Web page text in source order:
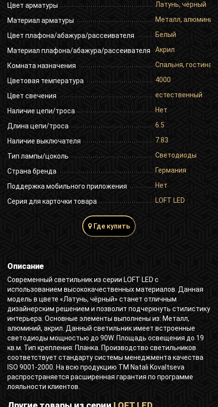
Цвет арматуры Латунь, чёрный
Материал арматуры Металл, алюминий
Цвет плафона/абажура/рассеивателя Белый
Материал плафона/абажура/рассеивателя Акрил
Комната назначения Спальня,
Цветовая температура 4000
Цвет свечения естественный
Наличие цепи/троса Нет
Длина цепи/троса 6.5
Наличие выключателя 7.83
Тип лампы/цоколь Светодиоды
Страна бренда Германия
Поддержка мобильного приложения Нет
Серия для карточки товара LOFT LED
Где купить
Описание
Современный светильник из серии LOFT LED с
использованием высококачественных материалов. Данная
модель в цвете «Латунь, чёрный» станет отличным
дизайнерским решением и позволит подчеркнуть стилистику
интерьера. Основные элементы выполнены из: Металл,
алюминий, акрил. Данный светильник имеет встроенные
светодиоды мощностью до 90W. Площадь освещения до 19
кв.м. Тип крепления: Планка. Производство светильников
соответствует стандарту системы менеджмента качества
ISO 9001-2000. На всю продукцию ТМ Natali Kovaltseva
распространяется расширенная гарантия по программе
лояльности клиентов.